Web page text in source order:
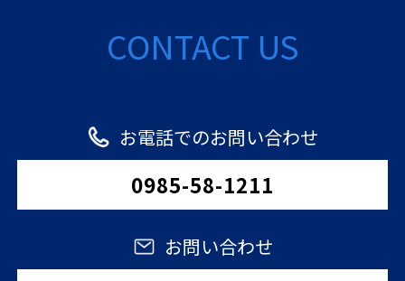
CONTACT US
お電話でのお問い合わせ
0985-58-1211
お問い合わせ